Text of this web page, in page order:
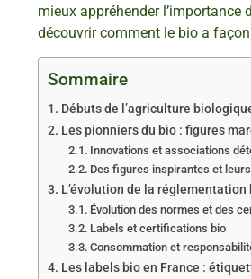
mieux appréhender
découvrir comment le bio a
Sommaire
Débuts de l’agriculture
Les pionniers du bio : figures
Innovations et associations
Des figures inspirantes et
L’évolution de la
Évolution des normes et des
Labels et certifications bio
Consommation et
Les labels bio en France :